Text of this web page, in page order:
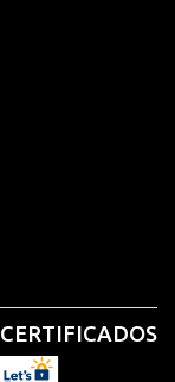
CERTIFICADOS